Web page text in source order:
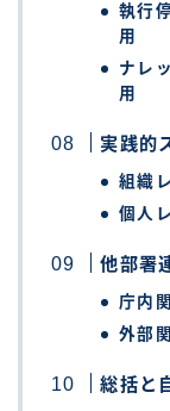
執行
用
ナレ
用
実践的
組織
個人
他部署
庁内
外部
総括と